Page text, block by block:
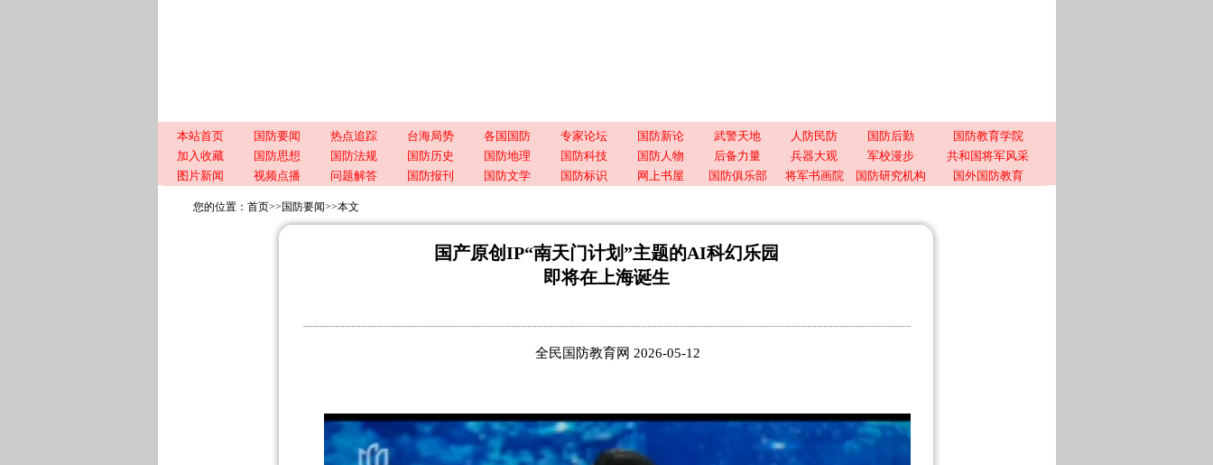
本站首页 国防要闻 热点追踪 台海局势 各国国防 专家论坛 国防新论 武警天地 人防民防 国防后勤
国防教育学院
加入收藏
国防思想 国防法规 国防历史 国防地理 国防科技 国防人物 后备力量 兵器大观 军校漫步
共和国将军风采
图片新闻
视频点播 问题解答 国防报刊 国防文学 国防标识 网上书屋 国防俱乐部 将军书画院 国防研究机构 国外国防教育
您的位置： 首页>> 国防要闻>>本文
国产原创IP“南天门计划”主题的AI科幻乐园
即将在上海诞生
全民国防教育网 2026-05-12